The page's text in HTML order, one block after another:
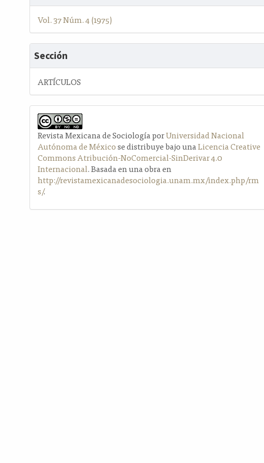
Vol. 37 Núm. 4 (1975)
Sección
ARTÍCULOS
Revista Mexicana de Sociología porUniversidad Nacional
Autónoma de Méxicose distribuye bajo unaLicencia Creative
Commons Atribución-NoComercial-SinDerivar 4.0
Internacional. Basada en una obra en
http://revistamexicanadesociologia.unam.mx/index.php/rm
s/.